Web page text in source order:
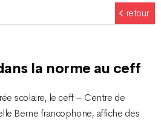
retour
la norme au ceff
scolaire, le ceff – Centre de
Berne francophone, affiche des